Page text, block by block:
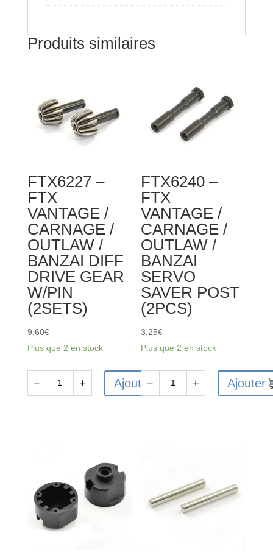
Produits similaires
FTX6227 –
FTX
VANTAGE /
CARNAGE /
OUTLAW /
BANZAI DIFF
DRIVE GEAR
W/PIN
(2SETS)
9,60€
Plus que 2 en stock
CARNAGE
OUTLAW
− + Ajouter
FTX6240 –
FTX
VANTAGE /
CARNAGE /
OUTLAW /
BANZAI
SERVO
SAVER POST
(2PCS)
3,25€
Plus que 2 en stock
CARNAGE
− + Ajouter